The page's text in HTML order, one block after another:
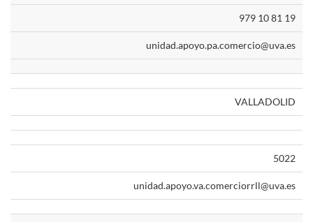
979 10 81 19
unidad.apoyo.pa.comercio@uva.es
VALLADOLID
5022
unidad.apoyo.va.comerciorrll@uva.es